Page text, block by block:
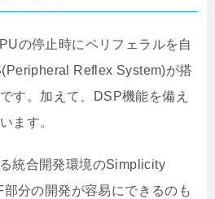
の停止時にペリフェラルを自
Reflex System)が搭
す。加えて、DSP機能を備え
ます。
統合開発環境のSimplicity
分の開発が容易にできるのも